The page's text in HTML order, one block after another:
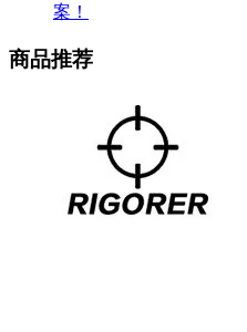
案！
商品推荐